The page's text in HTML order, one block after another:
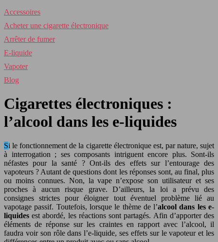
Accessoires
Acheter une cigarette électronique
Arrêter de fumer
E-liquide
Vapoter
Blog
Cigarettes électroniques :
l’alcool dans les e-liquides
Si le fonctionnement de la cigarette électronique est, par nature, sujet
à interrogation ; ses composants intriguent encore plus. Sont-ils
néfastes pour la santé ? Ont-ils des effets sur l’entourage des
vapoteurs ? Autant de questions dont les réponses sont, au final, plus
ou moins connues. Non, la vape n’expose son utilisateur et ses
proches à aucun risque grave. D’ailleurs, la loi a prévu des
consignes strictes pour éloigner tout éventuel problème lié au
vapotage passif. Toutefois, lorsque le thème de l’alcool dans les e-
liquides est abordé, les réactions sont partagés. Afin d’apporter des
éléments de réponse sur les craintes en rapport avec l’alcool, il
faudra voir son rôle dans l’e-liquide, ses effets sur le vapoteur et les